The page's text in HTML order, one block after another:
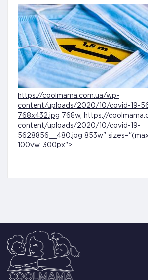
https://coolmama.com.ua/wp-
content/uploads/2020/10/covid-19-
768x432.jpg 768w, https://
content/uploads/2020/10/covid-19-
5628856__480.jpg 853w"
100vw, 300px">